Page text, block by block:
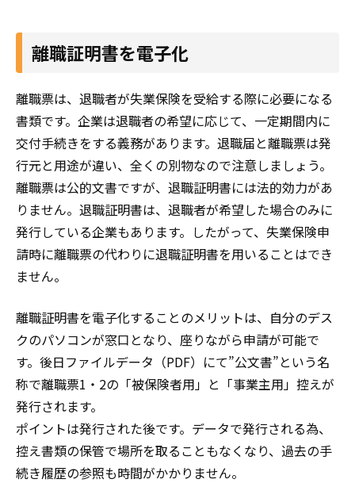
離職証明書を電子化
離職票は、退職者が失業保険を受給する際に必要になる
書類です。企業は退職者の希望に応じて、一定期間内に
交付手続きをする義務があります。退職届と離職票は発
行元と用途が違い、全くの別物なので注意しましょう。
離職票は公的文書ですが、退職証明書には法的効力があ
りません。退職証明書は、退職者が希望した場合のみに
発行している企業もあります。したがって、失業保険申
請時に離職票の代わりに退職証明書を用いることはでき
ません。
離職証明書を電子化することのメリットは、自分のデス
クのパソコンが窓口となり、座りながら申請が可能で
す。後日ファイルデータ（PDF）にて”公文書”という名
称で離職票1・2の「被保険者用」と「事業主用」控えが
発行されます。
ポイントは発行された後です。データで発行される為、
控え書類の保管で場所を取ることもなくなり、過去の手
続き履歴の参照も時間がかかりません。